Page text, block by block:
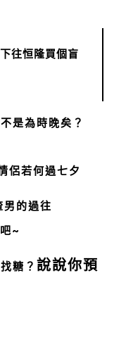
往恒隆買個盲
是為時晚矣？
侶若何過七夕
男的過往
~
糖？ 說說你預